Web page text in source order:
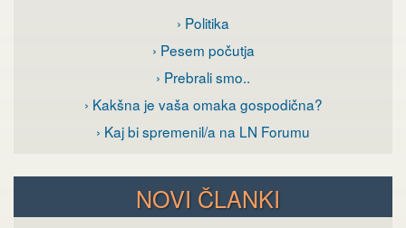
› Politika
› Pesem počutja
› Prebrali smo..
› Kakšna je vaša omaka gospodična?
› Kaj bi spremenil/a na LN Forumu
NOVI ČLANKI